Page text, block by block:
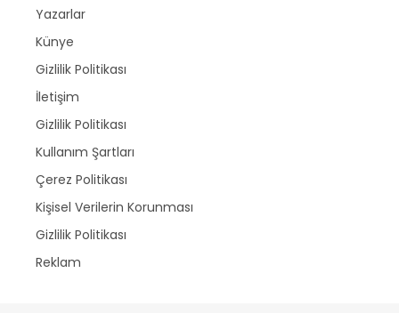
Yazarlar
Künye
Gizlilik Politikası
İletişim
Gizlilik Politikası
Kullanım Şartları
Çerez Politikası
Kişisel Verilerin Korunması
Gizlilik Politikası
Reklam